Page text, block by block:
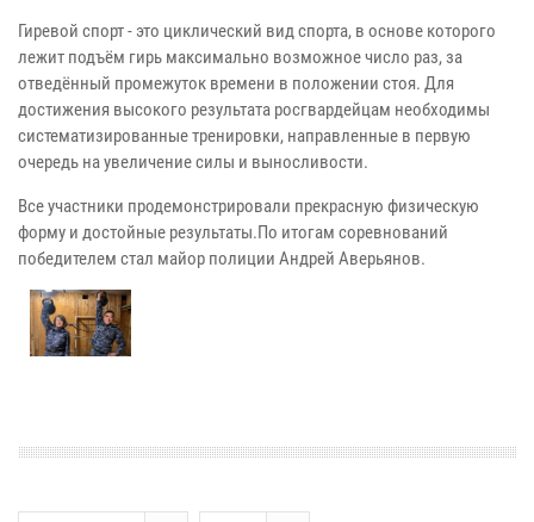
Гиревой спорт - это циклический вид спорта, в основе которого
лежит подъём гирь максимально возможное число раз, за
отведённый промежуток времени в положении стоя. Для
достижения высокого результата росгвардейцам необходимы
систематизированные тренировки, направленные в первую
очередь на увеличение силы и выносливости.
Все участники продемонстрировали прекрасную физическую
форму и достойные результаты.По итогам соревнований
победителем стал майор полиции Андрей Аверьянов.